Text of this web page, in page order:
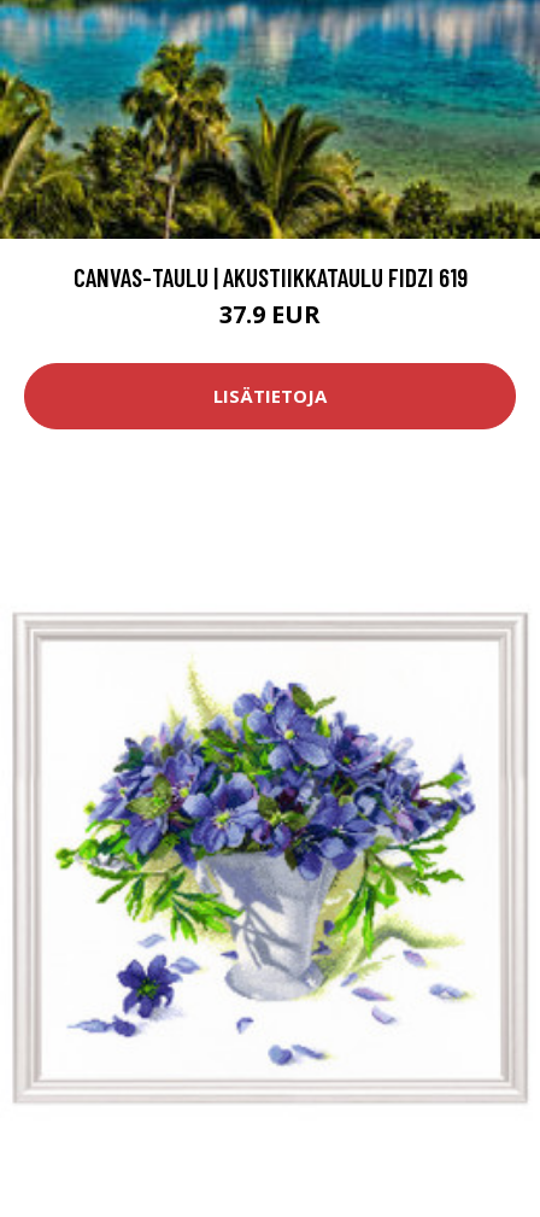
CANVAS-TAULU | AKUSTIIKKATAULU FIDZI 619
37.9 EUR
LISÄTIETOJA